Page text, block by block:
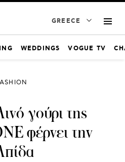
GREECE
WEDDINGS VOGUE TV
γούρι της
φέρνει την